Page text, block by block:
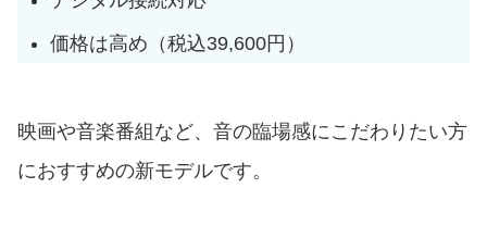
価格は高め（税込39,600円）
映画や音楽番組など、音の臨場感にこだわりたい方
におすすめの新モデルです。